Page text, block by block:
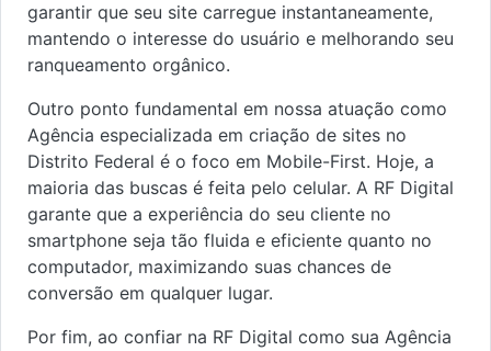
garantir que seu site carregue instantaneamente,
mantendo o interesse do usuário e melhorando seu
ranqueamento orgânico.
Outro ponto fundamental em nossa atuação como
Agência especializada em criação de sites no
Distrito Federal é o foco em Mobile-First. Hoje, a
maioria das buscas é feita pelo celular. A RF Digital
garante que a experiência do seu cliente no
smartphone seja tão fluida e eficiente quanto no
computador, maximizando suas chances de
conversão em qualquer lugar.
Por fim, ao confiar na RF Digital como sua Agência